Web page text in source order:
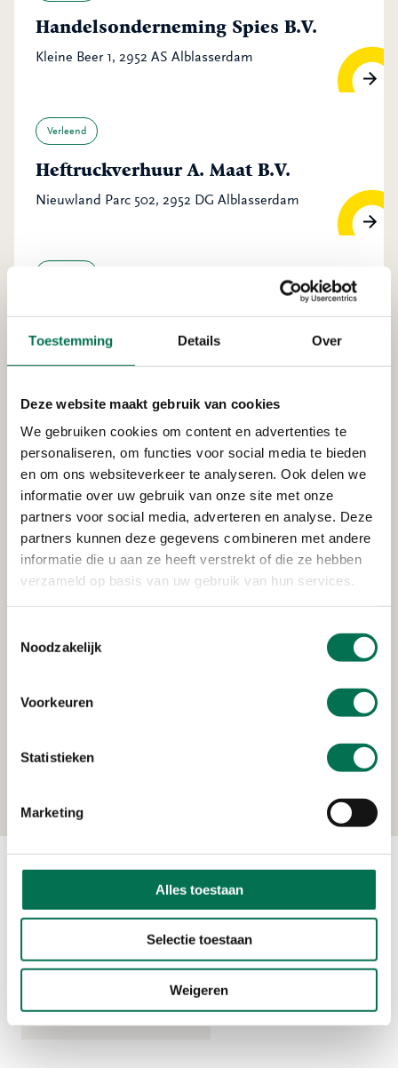
Toestemming Details Over
Deze website maakt gebruik van cookies
We gebruiken cookies om content en advertenties te
personaliseren, om functies voor social media te bieden
en om ons websiteverkeer te analyseren. Ook delen we
informatie over uw gebruik van onze site met onze
partners voor social media, adverteren en analyse. Deze
partners kunnen deze gegevens combineren met andere
informatie die u aan ze heeft verstrekt of die ze hebben
verzameld op basis van uw gebruik van hun services.
Noodzakelijk
Voorkeuren
Statistieken
Marketing
Alles toestaan
Selectie toestaan
Weigeren
Handelsonderneming Spies B.V.
Kleine Beer 1, 2952 AS Alblasserdam
Verleend
Heftruckverhuur A. Maat B.V.
Nieuwland Parc 502, 2952 DG Alblasserdam
All Pumps Holland B.V.
Nieuwland Parc 14 a, 2952 DA Alblasserdam
Stichting Woonkracht 10
Pieter Hoochplaats 1 Alblasserdam
Verleend
Verleend
078 - 770 85 85
Stuur ons een bericht